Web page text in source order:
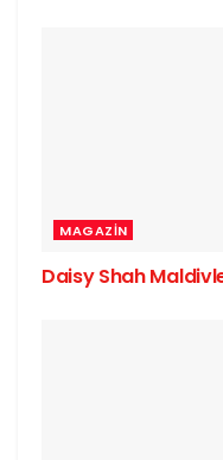
MAGAZIN
Daisy Shah